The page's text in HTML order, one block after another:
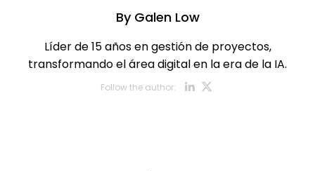
ByGalen Low
Líder de 15 años en gestión de proyectos,
transformando el área digital en la era de la IA.
Follow the author: Opens new